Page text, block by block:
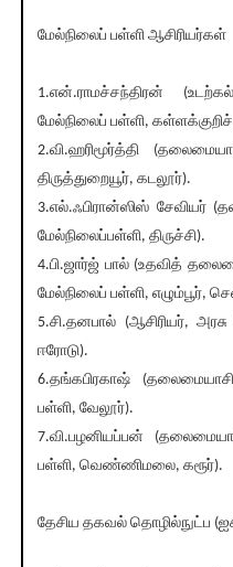
மேல்நிலைப் பள்ளி ஆசிரியர்கள்
1.என்.ராமச்சந்திரன்
மேல்நிலைப் பள்ளி,
2.வி.ஹரிமூர்த்தி
திருத்துறையூர், கடலூர்).
3.எல்.ஃபிரான்ஸிஸ் சேவியர்
மேல்நிலைப்பள்ளி, திருச்சி).
4.பி.ஜார்ஜ் பால் (உதவித்
மேல்நிலைப் பள்ளி, எழும்பூர்,
5.சி.தனபால் (ஆசிரியர்,
ஈரோடு).
6.தங்கபிரகாஷ்
பள்ளி, வேலூர்).
7.வி.பழனியப்பன்
பள்ளி, வெண்ணிமலை, கரூர்).
தேசிய தகவல் தொழில்நுட்ப